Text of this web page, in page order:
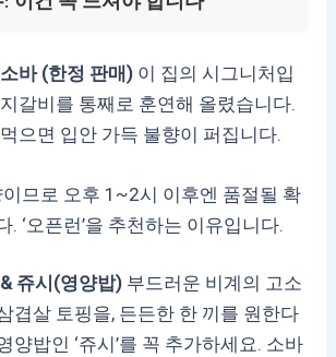
바 (한정 판매) 이 집의 시그니처입
갈비를 통째로 훈연해 올렸습니다.
으면 입안 가득 불향이 퍼집니다.
므로 오후 1~2시 이후엔 품절될 확
. ‘오픈런’을 추천하는 이유입니다.
쥬시(영양밥) 부드러운 비계의 고소
겹살 토핑을, 든든한 한 끼를 원한다
양밥인 ‘쥬시’를 꼭 추가하세요. 소바